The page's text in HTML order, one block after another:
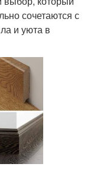
сочетаются с
и уюта в